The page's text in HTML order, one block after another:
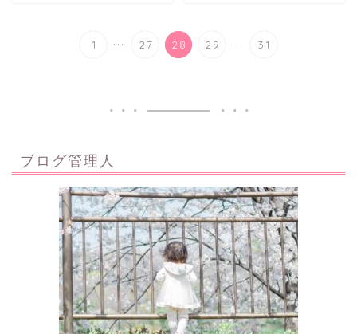
1 ... 27 28 29 ... 31
ブログ管理人